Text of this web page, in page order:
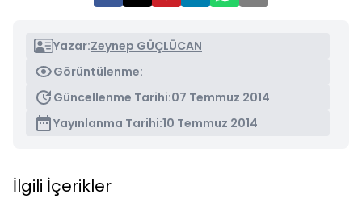
Yazar:Zeynep GÜÇLÜCAN
Görüntülenme:
Güncellenme Tarihi:07 Temmuz 2014
Yayınlanma Tarihi:10 Temmuz 2014
İlgili İçerikler